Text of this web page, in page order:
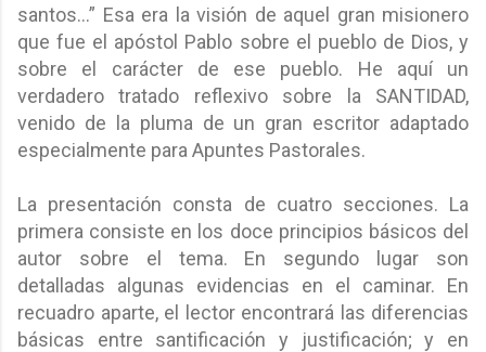
santos…” Esa era la visión de aquel gran misionero
que fue el apóstol Pablo sobre el pueblo de Dios, y
sobre el carácter de ese pueblo. He aquí un
verdadero tratado reflexivo sobre la SANTIDAD,
venido de la pluma de un gran escritor adaptado
especialmente para Apuntes Pastorales.
La presentación consta de cuatro secciones. La
primera consiste en los doce principios básicos del
autor sobre el tema. En segundo lugar son
detalladas algunas evidencias en el caminar. En
recuadro aparte, el lector encontrará las diferencias
básicas entre santificación y justificación; y en